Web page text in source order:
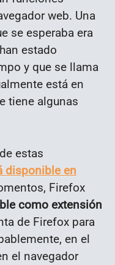
web. Una
se esperaba era
estado
y que se llama
está en
tiene algunas
estas
disponible en
Firefox
como extensión
de Firefox para
en el
el navegador